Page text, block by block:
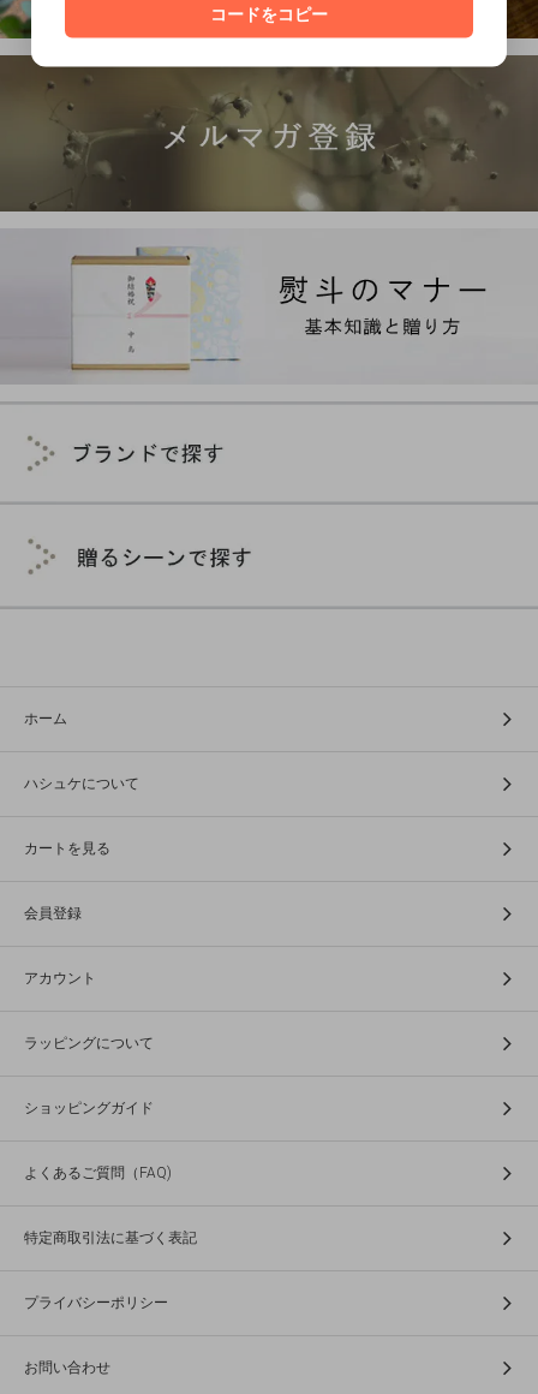
ホーム
ハシュケについて
カートを見る
会員登録
アカウント
ラッピングについて
ショッピングガイド
よくあるご質問（FAQ)
特定商取引法に基づく表記
プライバシーポリシー
お問い合わせ
コードをコピー